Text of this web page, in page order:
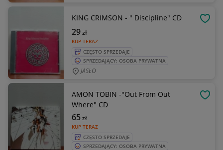
KING CRIMSON - " Discipline" CD
KUP TERAZ
29zł
CZĘSTO SPRZEDAJE
SPRZEDAJĄCY: OSOBA PRYWATNA
JASŁO
AMON TOBIN -"Out From Out
Where" CD
KUP TERAZ
65zł
CZĘSTO SPRZEDAJE
SPRZEDAJĄCY: OSOBA PRYWATNA